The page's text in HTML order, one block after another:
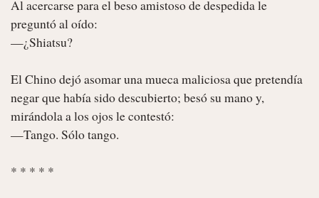
Al acercarse para el beso amistoso de despedida le
preguntó al oído:
—¿Shiatsu?
El Chino dejó asomar una mueca maliciosa que pretendía
negar que había sido descubierto; besó su mano y,
mirándola a los ojos le contestó:
—Tango. Sólo tango.
* * * * *